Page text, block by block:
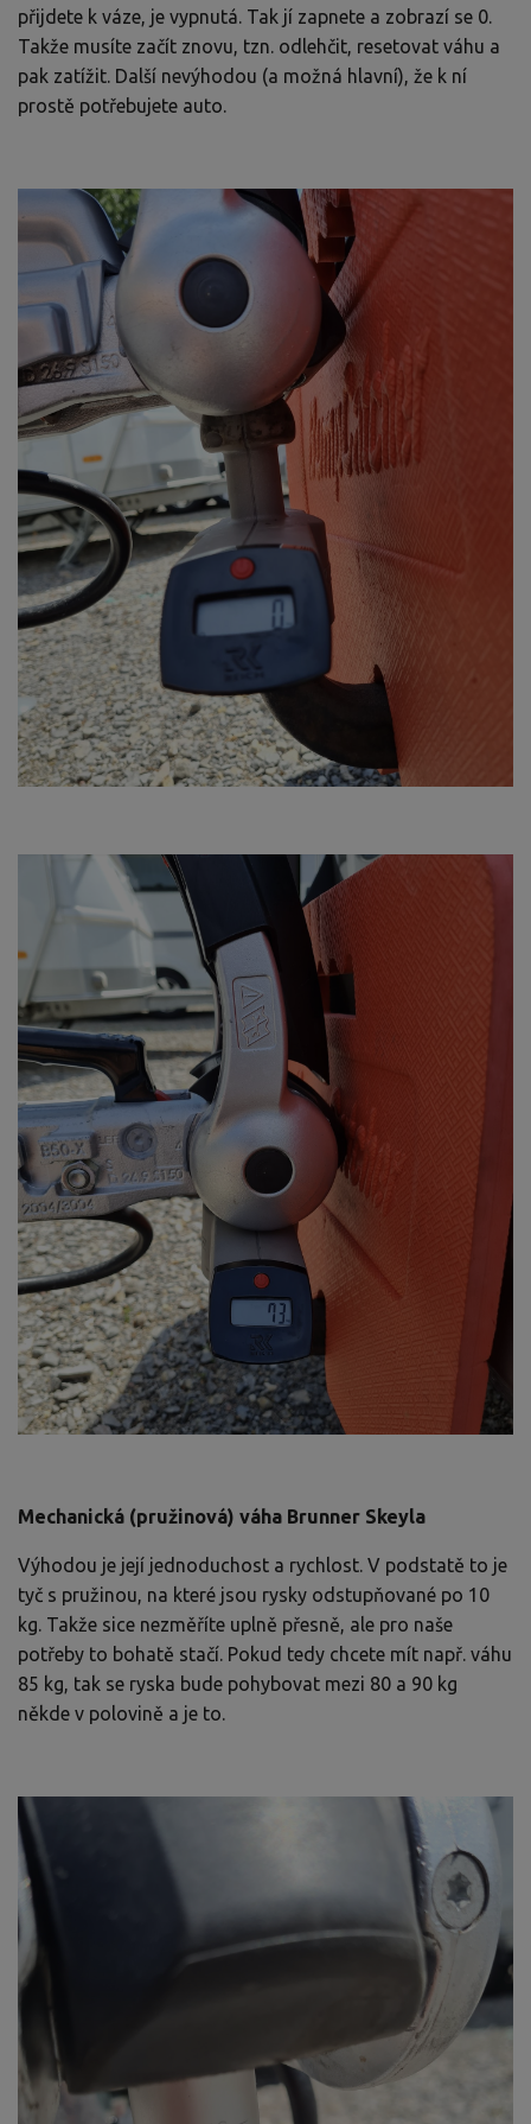
přijdete k váze, je vypnutá. Tak jí zapnete a zobrazí se 0.
Takže musíte začít znovu, tzn. odlehčit, resetovat váhu a
pak zatížit. Další nevýhodou (a možná hlavní), že k ní
prostě potřebujete auto.
Mechanická (pružinová) váha Brunner Skeyla
Výhodou je její jednoduchost a rychlost. V podstatě to je
tyč s pružinou, na které jsou rysky odstupňované po 10
kg. Takže sice nezměříte uplně přesně, ale pro naše
potřeby to bohatě stačí. Pokud tedy chcete mít např. váhu
85 kg, tak se ryska bude pohybovat mezi 80 a 90 kg
někde v polovině a je to.